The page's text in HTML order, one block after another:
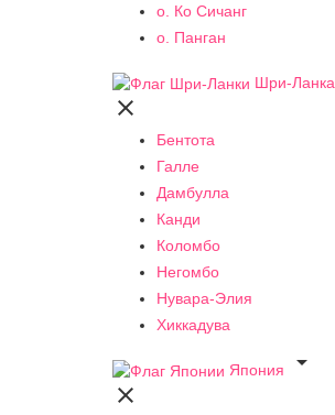
о. Ко Сичанг
о. Панган
Шри-Ланка

Бентота
Галле
Дамбулла
Канди
Коломбо
Негомбо
Нувара-Элия
Хиккадува
Япония

